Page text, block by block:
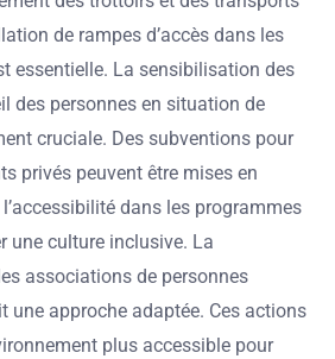
de rampes d’accès dans les
essentielle. La sensibilisation des
des personnes en situation de
cruciale. Des subventions pour
privés peuvent être mises en
dans les programmes
une culture inclusive. La
associations de personnes
une approche adaptée. Ces actions
plus accessible pour